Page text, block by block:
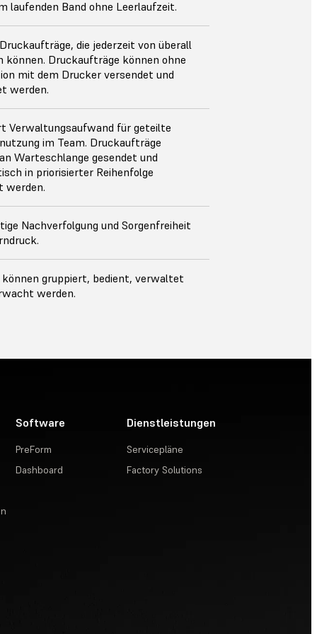
laufenden Band ohne Leerlaufzeit.
die jederzeit von überall
können. Druckaufträge können ohne
mit dem Drucker versendet und
werden.
Verwaltungsaufwand für geteilte
im Team. Druckaufträge
Warteschlange gesendet und
in priorisierter Reihenfolge
werden.
Nachverfolgung und Sorgenfreiheit
gruppiert, bedient, verwaltet
werden.
Software
PreForm
Dashboard
Dienstleistungen
Servicepläne
Factory Solutions